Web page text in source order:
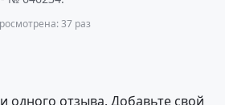
37 раз
одного отзыва. Добавьте свой